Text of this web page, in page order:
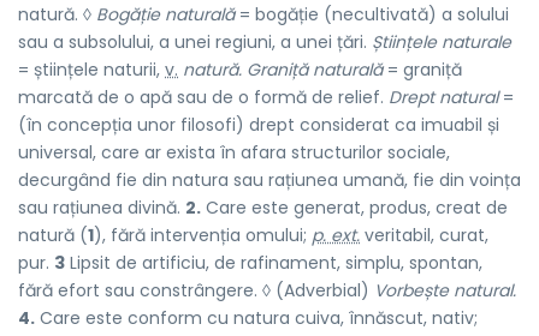
natură. ◊ Bogăție naturală= bogăție (necultivată) a solului
sau a subsolului, a unei regiuni, a unei țări. Științele naturale
= științele naturii, v. natură. Graniță naturală= graniță
marcată de o apă sau de o formă de relief. Drept natural=
(în concepția unor filosofi) drept considerat ca imuabil și
universal, care ar exista în afara structurilor sociale,
decurgând fie din natura sau rațiunea umană, fie din voința
sau rațiunea divină. 2. Care este generat, produs, creat de
natură (1), fără intervenția omului; p. ext. veritabil, curat,
pur. 3 Lipsit de artificiu, de rafinament, simplu, spontan,
fără efort sau constrângere. ◊ (Adverbial) Vorbește natural.
4. Care este conform cu natura cuiva, înnăscut, nativ;